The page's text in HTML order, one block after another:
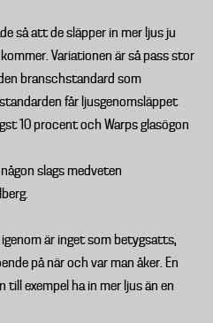
så att de släpper in mer ljus ju
Variationen är så pass stor
branschstandard som
får ljusgenomsläppet
10 procent och Warps glasögon
slags medveten
är inget som betygsatts,
på när och var man åker. En
till exempel ha in mer ljus än en